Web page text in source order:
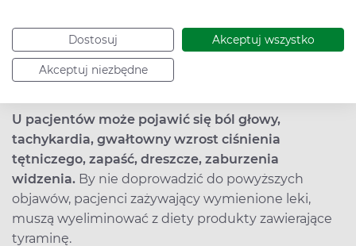
Dostosuj Akceptuj wszystko
Akceptuj niezbędne
większym stężeniem w organizmie. Duża ilość tej
substancji prowadzi do pobudzenia układu
adrenergicznego, tym samym uwalniania
U pacjentów może pojawić się ból głowy,
tachykardia, gwałtowny wzrost ciśnienia
tętniczego, zapaść, dreszcze, zaburzenia
widzenia. By nie doprowadzić do powyższych
objawów, pacjenci zażywający wymienione leki,
muszą wyeliminować z diety produkty zawierające
tyraminę.